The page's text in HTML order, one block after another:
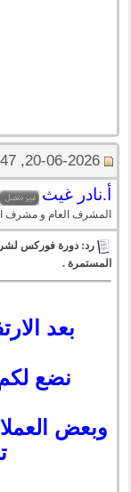
20-06-2026, 02:47 PM
أ.نادر غيث
المشرف العام و مشرف
رد: دورة فوركس لشرح
المستمرة .
بعد
نضع لكم
وبعض